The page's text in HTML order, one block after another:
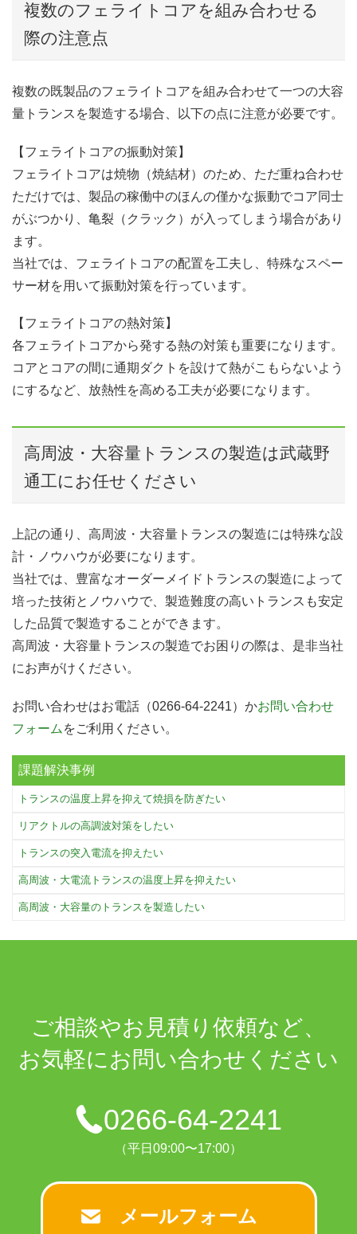
複数のフェライトコアを組み合わせる
際の注意点
複数の既製品のフェライトコアを組み合わせて一つの大容
量トランスを製造する場合、以下の点に注意が必要です。
【フェライトコアの振動対策】
フェライトコアは焼物（焼結材）のため、ただ重ね合わせ
ただけでは、製品の稼働中のほんの僅かな振動でコア同士
がぶつかり、亀裂（クラック）が入ってしまう場合があり
ます。
当社では、フェライトコアの配置を工夫し、特殊なスペー
サー材を用いて振動対策を行っています。
【フェライトコアの熱対策】
各フェライトコアから発する熱の対策も重要になります。
コアとコアの間に通期ダクトを設けて熱がこもらないよう
にするなど、放熱性を高める工夫が必要になります。
高周波・大容量トランスの製造は武蔵野
通工にお任せください
上記の通り、高周波・大容量トランスの製造には特殊な設
計・ノウハウが必要になります。
当社では、豊富なオーダーメイドトランスの製造によって
培った技術とノウハウで、製造難度の高いトランスも安定
した品質で製造することができます。
高周波・大容量トランスの製造でお困りの際は、是非当社
にお声がけください。
お問い合わせはお電話（0266-64-2241）かお問い合わせ
フォーム をご利用ください。
課題解決事例
トランスの温度上昇を抑えて焼損を防ぎたい
リアクトルの高調波対策をしたい
トランスの突入電流を抑えたい
高周波・大電流トランスの温度上昇を抑えたい
高周波・大容量のトランスを製造したい
ご相談やお見積り依頼など、
お気軽にお問い合わせください
0266-64-2241
（平日09:00〜17:00）
メールフォーム